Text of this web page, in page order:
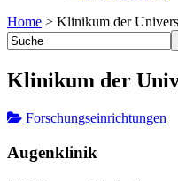
Home > Klinikum der
Klinikum der
Forschungseinrichtungen
Augenklinik